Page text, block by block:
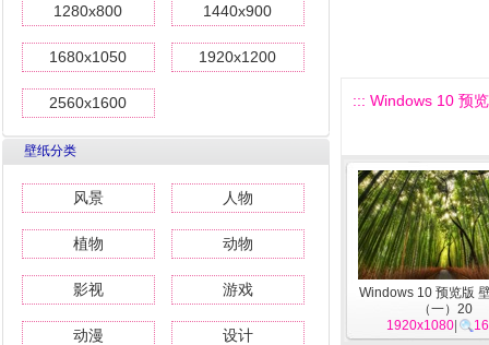
1280x800 1440x900
1680x1050 1920x1200
2560x1600
壁纸分类
风景 人物
植物 动物
影视 游戏
动漫 设计
::: Windows 10 预
Windows 10 预览版
（一）20
1920x1080